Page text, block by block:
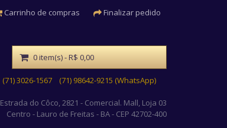
Carrinho de compras Finalizar pedido
(71) 3026-1567 (71) 98642-9215 (WhatsApp)
Estrada do Côco, 2821 - Comercial. Mall, Loja 03
Centro - Lauro de Freitas - BA - CEP 42702-400
0 item(s) - R$ 0,00